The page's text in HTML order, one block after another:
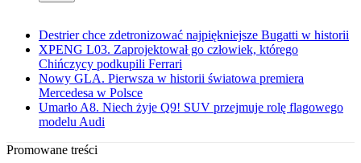
Destrier chce zdetronizować najpiękniejsze Bugatti w historii
XPENG L03. Zaprojektował go człowiek, którego
Chińczycy podkupili Ferrari
Nowy GLA. Pierwsza w historii światowa premiera
Mercedesa w Polsce
Umarło A8. Niech żyje Q9! SUV przejmuje rolę flagowego
modelu Audi
Promowane treści